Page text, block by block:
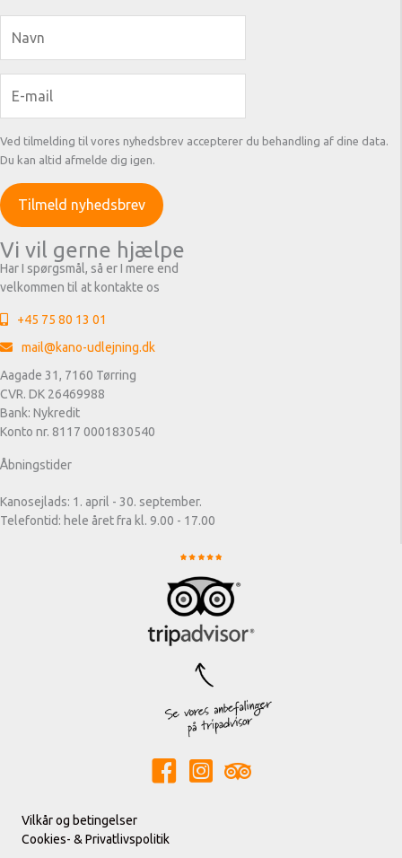
Ved tilmelding til vores nyhedsbrev accepterer du behandling af dine data.
Du kan altid afmelde dig igen.
Vi vil gerne hjælpe
Har I spørgsmål, så er I mere end
velkommen til at kontakte os
+45 75 80 13 01
mail@kano-udlejning.dk
Aagade 31, 7160 Tørring
CVR. DK 26469988
Bank: Nykredit
Konto nr. 8117 0001830540
Åbningstider
Kanosejlads: 1. april - 30. september.
Telefontid: hele året fra kl. 9.00 - 17.00
Vilkår og betingelser
Cookies- & Privatlivspolitik